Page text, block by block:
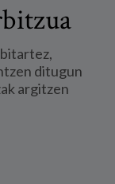
ditugun
argitzen